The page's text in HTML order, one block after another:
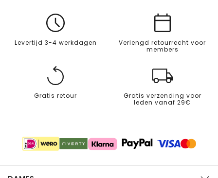
Levertijd 3-4 werkdagen
Verlengd retourrecht voor
members
Gratis retour
Gratis verzending voor
leden vanaf 29€